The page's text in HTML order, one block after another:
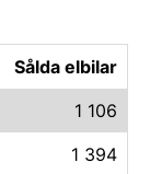
Sålda elbilar
1 106
1 394